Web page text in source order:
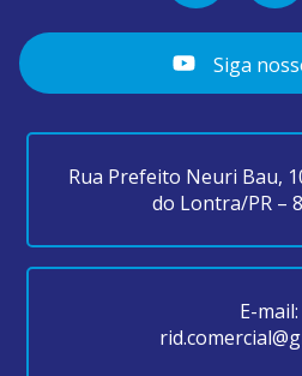
Siga
Rua Prefeito Neuri Bau,
do Lontra/PR –
E-mail: